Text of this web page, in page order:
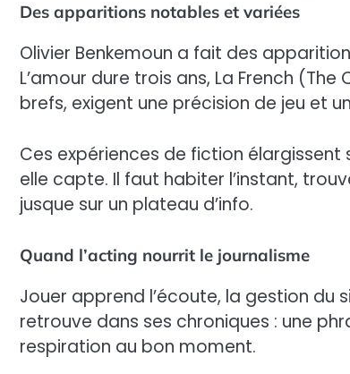
Des apparitions notables et variées
Olivier Benkemoun a fait des
L’amour dure trois ans, La French
brefs, exigent une précision de jeu et
Ces expériences de fiction
elle capte. Il faut habiter l’instant,
jusque sur un plateau d’info.
Quand l’acting nourrit le journalisme
Jouer apprend l’écoute, la gestion du
retrouve dans ses chroniques : une
respiration au bon moment.